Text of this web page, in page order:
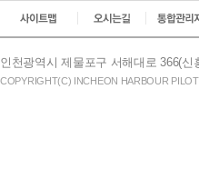
인천광역시 제물포구 서해대로 366(신
COPYRIGHT(C) INCHEON HARBOUR